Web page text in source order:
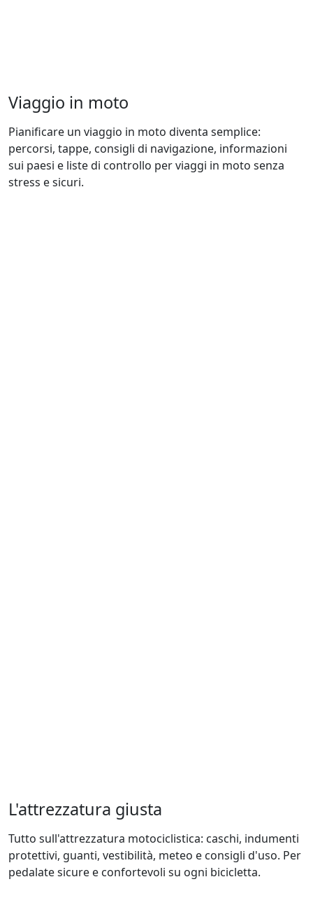
Viaggio in moto
Pianificare un viaggio in moto diventa semplice:
percorsi, tappe, consigli di navigazione, informazioni
sui paesi e liste di controllo per viaggi in moto senza
stress e sicuri.
L'attrezzatura giusta
Tutto sull'attrezzatura motociclistica: caschi, indumenti
protettivi, guanti, vestibilità, meteo e consigli d'uso. Per
pedalate sicure e confortevoli su ogni bicicletta.